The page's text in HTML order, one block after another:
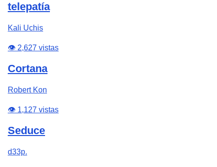
telepatía
Kali Uchis
👁️ 2,627 vistas
Cortana
Robert Kon
👁️ 1,127 vistas
Seduce
d33p.